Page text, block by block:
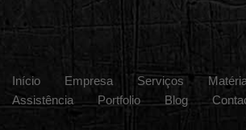
Início Empresa Serviços
Assistência
Portfolio Blog